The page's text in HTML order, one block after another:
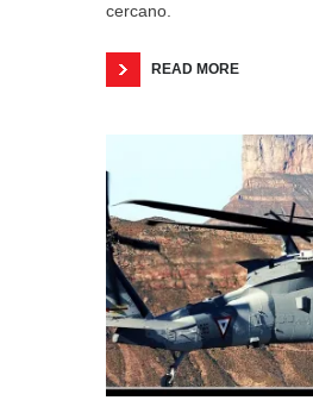
cercano.
READ MORE